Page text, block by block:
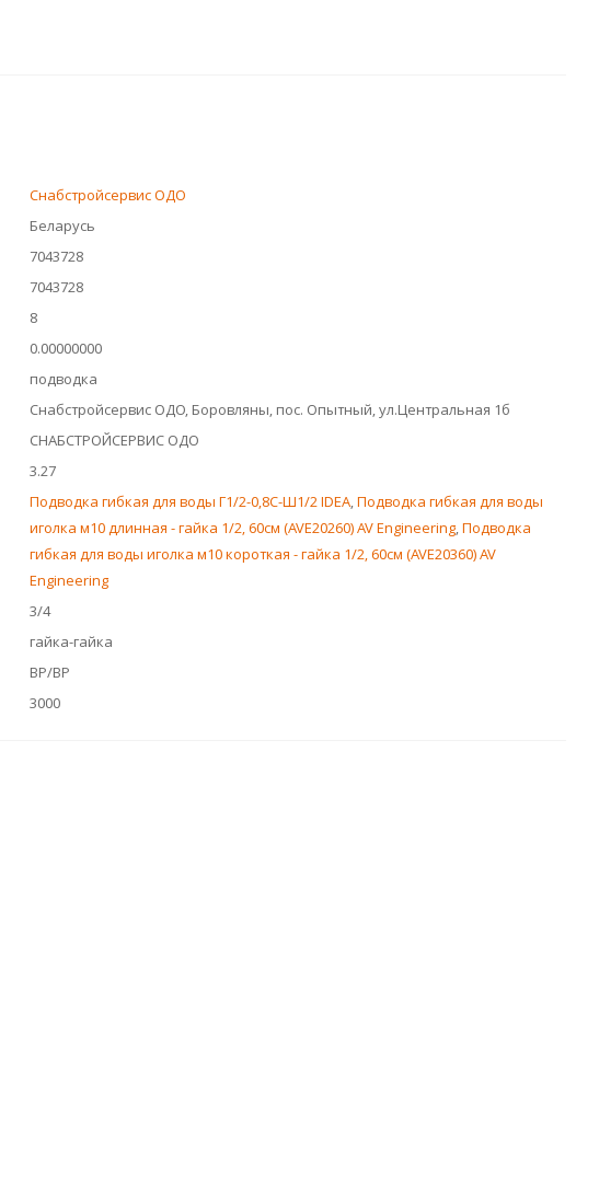
Снабстройсервис ОДО
Беларусь
7043728
7043728
8
0.00000000
подводка
Снабстройсервис ОДО, Боровляны, пос. Опытный, ул.Центральная 1б
СНАБСТРОЙСЕРВИС ОДО
3.27
Подводка гибкая для воды Г1/2-0,8С-Ш1/2 IDEA,Подводка гибкая для воды
иголка м10 длинная - гайка 1/2, 60см (AVE20260) AV Engineering,Подводка
гибкая для воды иголка м10 короткая - гайка 1/2, 60см (AVE20360) AV
Engineering
3/4
гайка-гайка
ВР/ВР
3000